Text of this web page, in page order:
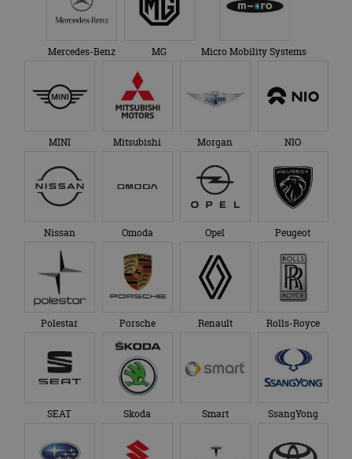
Mercedes-Benz MG Micro Mobility Systems
MINI Mitsubishi Morgan NIO
Nissan Omoda Opel Peugeot
Polestar Porsche Renault Rolls-Royce
SEAT Skoda Smart SsangYong